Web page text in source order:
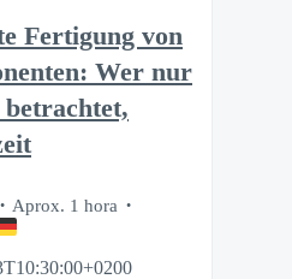
Fertigung von
Wer nur
Aprox. 1 hora